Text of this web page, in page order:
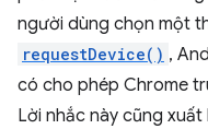
người dùng chọn một
requestDevice() ,
có cho phép Chrome
Lời nhắc này cũng